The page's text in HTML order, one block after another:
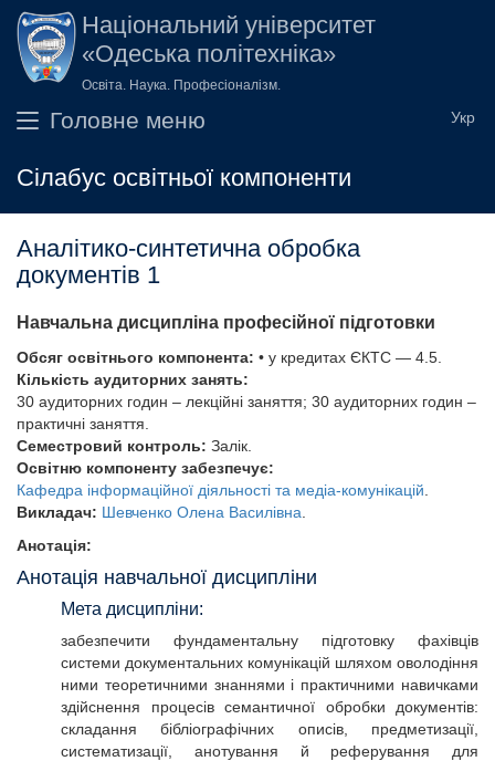
Перейти до основного вмісту
Національний університет
«Одеська політехніка»
Освіта. Наука. Професіоналізм.
Головне меню
Сілабус освітньої компоненти
Аналітико-синтетична обробка
документів 1
Навчальна дисципліна професійної підготовки
Обсяг освітнього компонента: • у кредитах ЄКТС — 4.5.
Кількість аудиторних занять:
30 аудиторних годин – лекційні заняття; 30 аудиторних годин –
практичні заняття.
Семестровий контроль: Залік.
Освітню компоненту забезпечує:
Кафедра інформаційної діяльності та медіа-комунікацій
Викладач: Шевченко Олена Василівна
Анотація:
Анотація навчальної дисципліни
Мета дисципліни:
забезпечити фундаментальну підготовку фахівців
системи документальних комунікацій шляхом оволодіння
ними теоретичними знаннями і практичними навичками
здійснення процесів семантичної обробки документів:
складання бібліографічних описів, предметизації,
систематизації, анотування й реферування для